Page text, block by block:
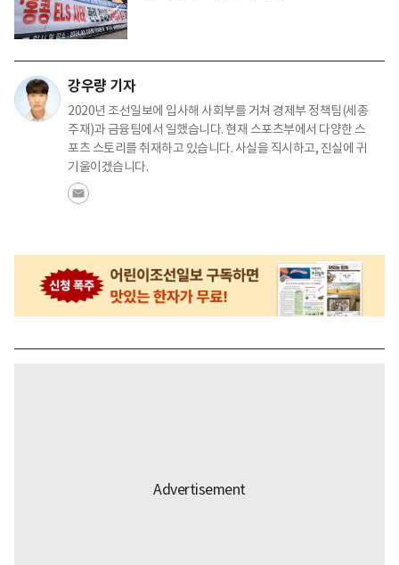
강우량 기자
2020년 조선일보에 입사해 사회부를 거쳐 경제부 정책팀(세종
주재)과 금융팀에서 일했습니다. 현재 스포츠부에서 다양한 스
포츠 스토리를 취재하고 있습니다. 사실을 직시하고, 진실에 귀
기울이겠습니다.